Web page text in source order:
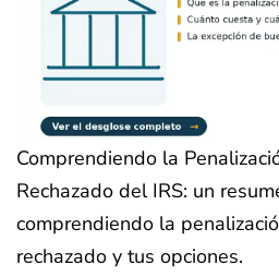
Comprendiendo la
Rechazado del IRS: un
comprendiendo la
rechazado y tus opciones.